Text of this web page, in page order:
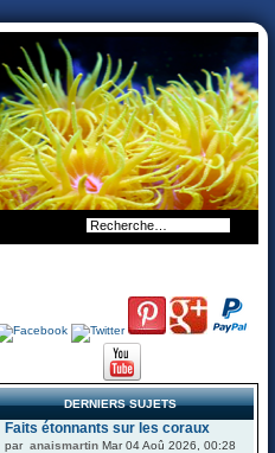
DERNIERS SUJETS
Faits étonnants sur les coraux
par anaismartin Mar 04 Aoû 2026, 00:28